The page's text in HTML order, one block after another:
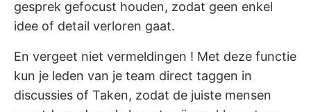
gesprek gefocust houden, zodat geen enkel
idee of detail verloren gaat.
En vergeet niet vermeldingen ! Met deze functie
kun je leden van je team direct taggen in
discussies of Taken, zodat de juiste mensen